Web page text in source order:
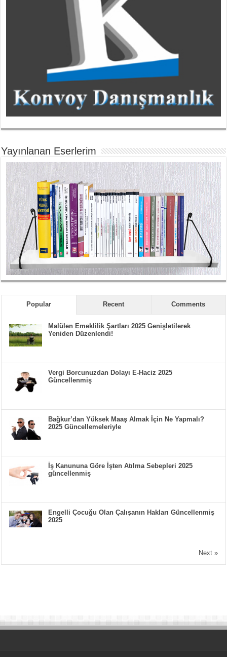
Yayınlanan Eserlerim
Popular Recent Comments
Malülen Emeklilik Şartları 2025 Genişletilerek
Yeniden Düzenlendi!
Vergi Borcunuzdan Dolayı E-Haciz 2025
Güncellenmiş
Bağkur’dan Yüksek Maaş Almak İçin Ne Yapmalı?
2025 Güncellemeleriyle
İş Kanununa Göre İşten Atılma Sebepleri 2025
güncellenmiş
Engelli Çocuğu Olan Çalışanın Hakları Güncellenmiş
2025
Next »